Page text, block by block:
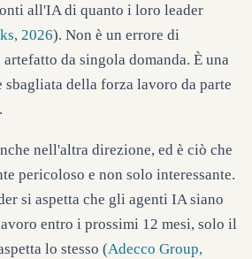
all'IA di quanto i loro leader
2026). Non è un errore di
da singola domanda. È una
della forza lavoro da parte
nell'altra direzione, ed è ciò che
pericoloso e non solo interessante.
si aspetta che gli agenti IA siano
entro i prossimi 12 mesi, solo il
lo stesso (Adecco Group,